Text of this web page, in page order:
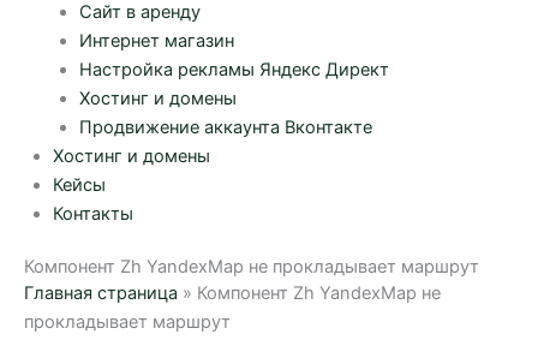
Сайт в аренду
Интернет магазин
Настройка рекламы Яндекс Директ
Хостинг и домены
Продвижение аккаунта Вконтакте
Хостинг и домены
Кейсы
Контакты
Компонент Zh YandexMap не прокладывает маршрут
Главная страница » Компонент Zh YandexMap не
прокладывает маршрут